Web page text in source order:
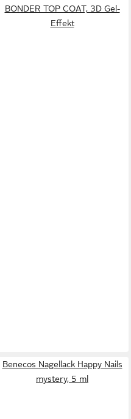
BONDER TOP COAT, 3D Gel-
Effekt
Benecos Nagellack Happy Nails
mystery, 5 ml